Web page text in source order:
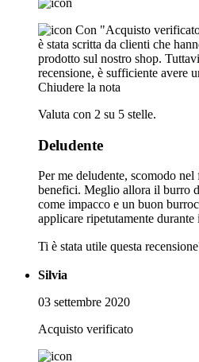
Con "Acquisto
è stata scritta da clienti che
prodotto sul nostro shop.
recensione, è sufficiente avere
Chiudere la nota
Valuta con 2 su 5 stelle.
Deludente
Per me deludente, scomodo
benefici. Meglio allora il burro
come impacco e un buon
applicare ripetutamente
Ti è stata utile questa
Silvia
03 settembre 2020
Acquisto verificato